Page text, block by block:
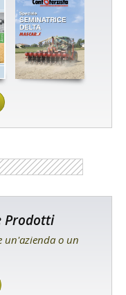
Prodotti
un'azienda o un